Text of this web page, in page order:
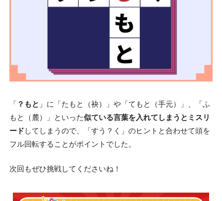
「 ？もと 」に「たもと（袂）」や「てもと（手元）」、「ふ
もと（麓）」といった似ている言葉を入れてしまうとミスリ
ード してしまうので、「すう？く」のヒントと合わせて頭を
フル回転することがポイントでした。
次回もぜひ挑戦してくださいね！